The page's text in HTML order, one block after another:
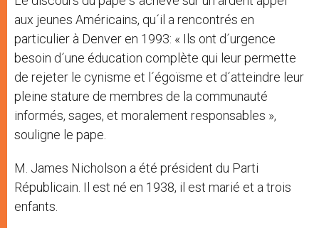
aux jeunes Américains, qu´il a rencontrés en
particulier à Denver en 1993: « Ils ont d´urgence
besoin d´une éducation complète qui leur permette
de rejeter le cynisme et l´égoïsme et d´atteindre leur
pleine stature de membres de la communauté
informés, sages, et moralement responsables »,
souligne le pape.
M. James Nicholson a été président du Parti
Républicain. Il est né en 1938, il est marié et a trois
enfants.